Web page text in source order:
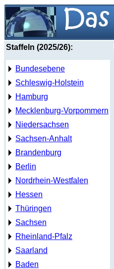
Staffeln (2025/26):
Bundesebene
Schleswig-Holstein
Hamburg
Mecklenburg-Vorpommern
Niedersachsen
Sachsen-Anhalt
Brandenburg
Berlin
Nordrhein-Westfalen
Hessen
Thüringen
Sachsen
Rheinland-Pfalz
Saarland
Baden